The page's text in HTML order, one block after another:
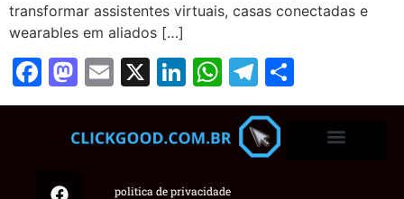
transformar assistentes virtuais, casas conectadas e
wearables em aliados […]
Facebook
Mastodon
Email
X LinkedIn
WhatsApp
Telegram
politica de privacidade